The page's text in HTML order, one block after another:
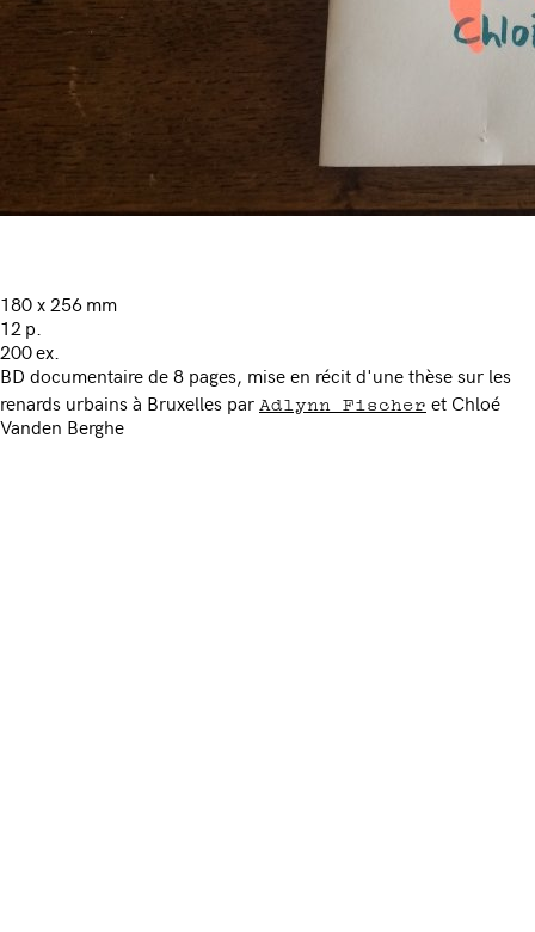
180 x 256 mm
12 p.
200 ex.
BD documentaire de 8 pages, mise en récit d'une thèse sur les
renards urbains à Bruxelles par Adlynn Fischer et Chloé
Vanden Berghe